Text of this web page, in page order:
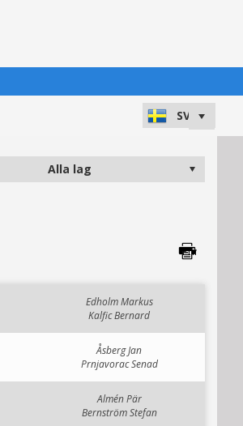
Edholm Markus
Kalfic Bernard
Åsberg Jan
Prnjavorac Senad
Almén Pär
Bernström Stefan